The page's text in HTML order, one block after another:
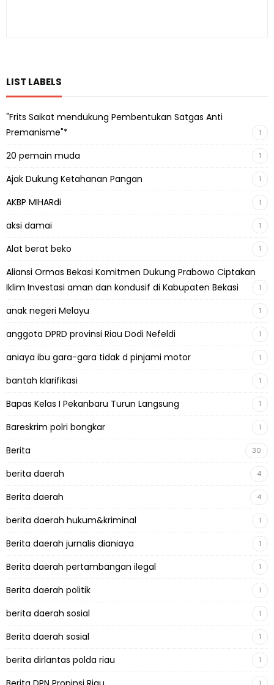
LIST LABELS
"Frits Saikat mendukung Pembentukan Satgas Anti
Premanisme"*
1
20 pemain muda 1
Ajak Dukung Ketahanan Pangan 1
AKBP MIHARdi 1
aksi damai 1
Alat berat beko 1
Aliansi Ormas Bekasi Komitmen Dukung Prabowo Ciptakan
Iklim Investasi aman dan kondusif di Kabupaten Bekasi
1
anak negeri Melayu 1
anggota DPRD provinsi Riau Dodi Nefeldi 1
aniaya ibu gara-gara tidak d pinjami motor 1
bantah klarifikasi 1
Bapas Kelas I Pekanbaru Turun Langsung 1
Bareskrim polri bongkar 1
Berita 30
berita daerah 4
Berita daerah 4
berita daerah hukum&kriminal 1
Berita daerah jurnalis dianiaya 1
Berita daerah pertambangan ilegal 1
Berita daerah politik 1
berita daerah sosial 1
Berita daerah sosial 1
berita dirlantas polda riau 1